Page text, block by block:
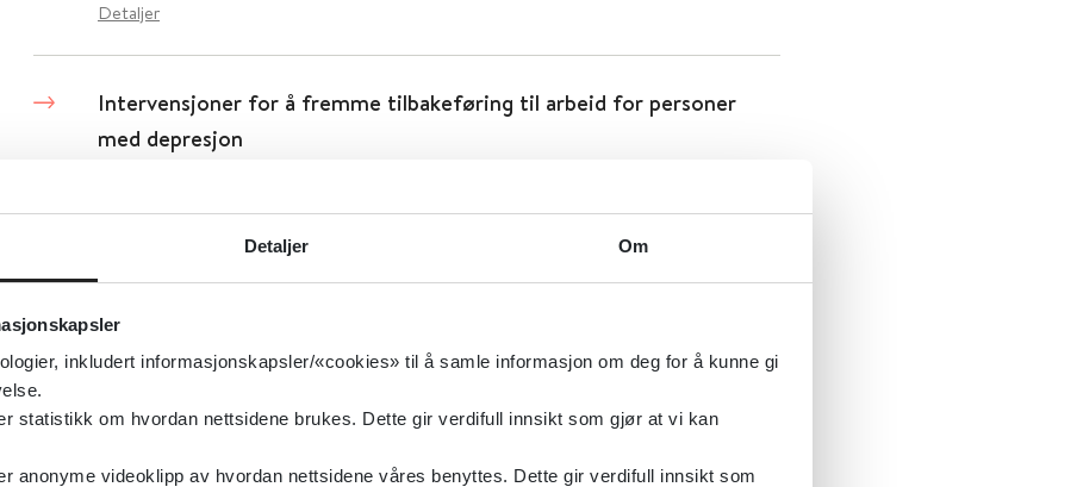
Detaljer Om
inkludert informasjonskapsler/«cookies» til å samle informasjon om deg for å kunne gi
statistikk om hvordan nettsidene brukes. Dette gir verdifull innsikt som gjør at vi kan
anonyme videoklipp av hvordan nettsidene våres benyttes. Dette gir verdifull innsikt som
Detaljer
Intervensjoner for å fremme tilbakeføring til arbeid for personer
med depresjon
Intervaller mellom vaksinedoser
Folkehelseinstituttet (FHI)
Detaljer